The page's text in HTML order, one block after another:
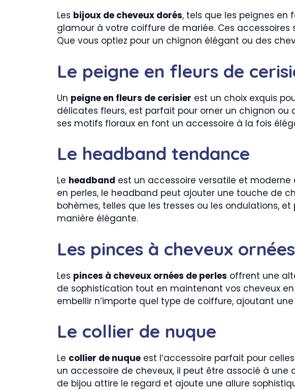
Les bijoux de cheveux dorés, tels que les peignes en
glamour à votre coiffure de mariée. Ces
Que vous optiez pour un chignon élégant ou des
Le peigne en fleurs de
Un peigne en fleurs de cerisier est un choix exquis
délicates fleurs, est parfait pour orner un chignon
ses motifs floraux en font un accessoire à la fois
Le headband tendance
Le headband est un accessoire versatile et moderne
en perles, le headband peut ajouter une touche de
bohèmes, telles que les tresses ou les ondulations,
manière élégante.
Les pinces à cheveux
Les pinces à cheveux ornées de perles offrent une
de sophistication tout en maintenant vos cheveux
embellir n’importe quel type de coiffure, ajoutant
Le collier de nuque
Le collier de nuque est l’accessoire parfait pour
un accessoire de cheveux, il peut être associé à
de bijou attire le regard et ajoute une allure